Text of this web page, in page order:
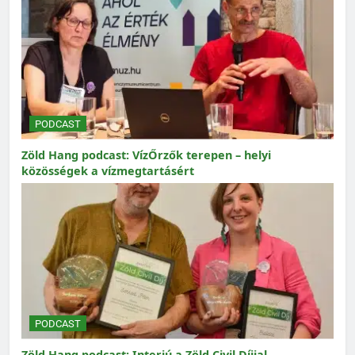
PODCAST
Zöld Hang podcast: VízŐrzők terepen – helyi
közösségek a vízmegtartásért
PODCAST